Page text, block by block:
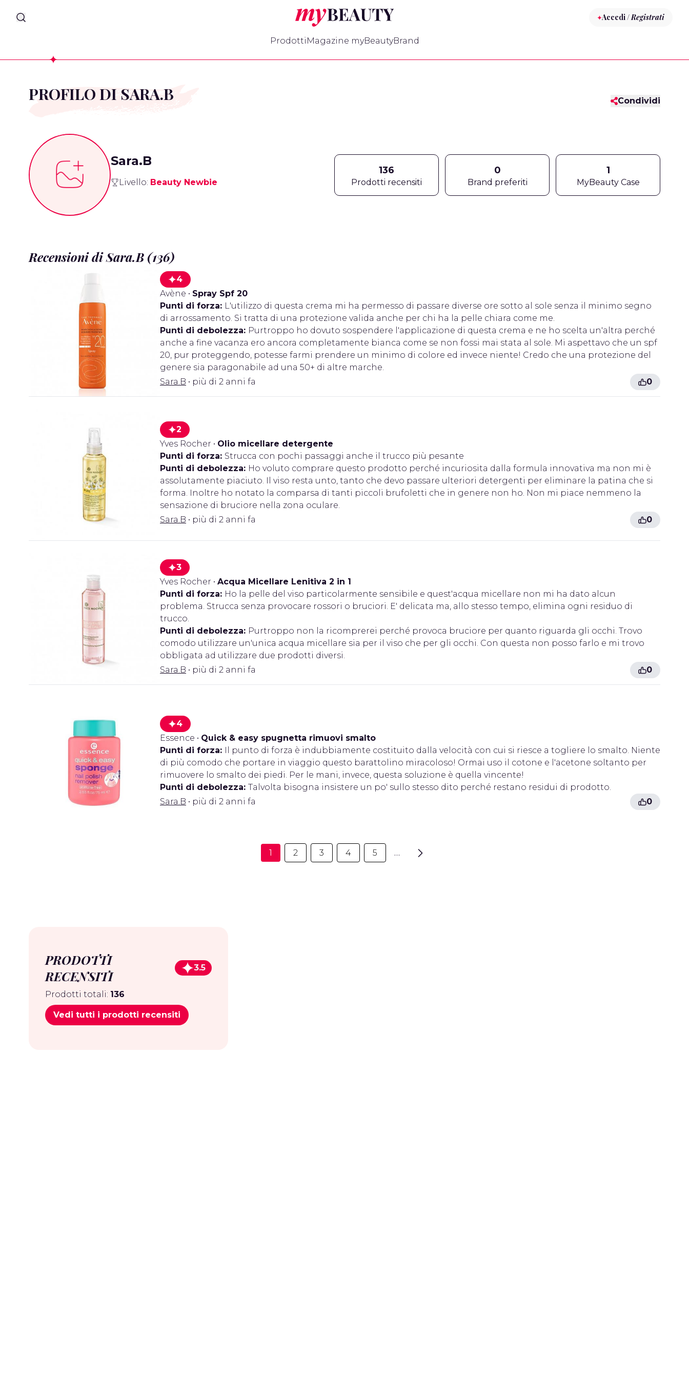
myBeauty Accedi /Registrati
Prodotti Magazine myBeautyBrand
PROFILO DI SARA.B Condividi
Sara.B
Livello: Beauty Newbie
136
Prodotti recensiti
0
Brand preferiti
1
MyBeauty Case
Recensioni di Sara.B (136)
4
Avène • Spray Spf 20
Punti di forza: L'utilizzo di questa crema mi ha permesso di passare diverse ore sotto al sole senza il minimo segno
di arrossamento. Si tratta di una protezione valida anche per chi ha la pelle chiara come me.
Punti di debolezza: Purtroppo ho dovuto sospendere l'applicazione di questa crema e ne ho scelta un'altra perché
anche a fine vacanza ero ancora completamente bianca come se non fossi mai stata al sole. Mi aspettavo che un spf
20, pur proteggendo, potesse farmi prendere un minimo di colore ed invece niente! Credo che una protezione del
genere sia paragonabile ad una 50+ di altre marche.
Sara.B • più di 2 anni fa 0
2
Yves Rocher • Olio micellare detergente
Punti di forza: Strucca con pochi passaggi anche il trucco più pesante
Punti di debolezza: Ho voluto comprare questo prodotto perché incuriosita dalla formula innovativa ma non mi è
assolutamente piaciuto. Il viso resta unto, tanto che devo passare ulteriori detergenti per eliminare la patina che si
forma. Inoltre ho notato la comparsa di tanti piccoli brufoletti che in genere non ho. Non mi piace nemmeno la
sensazione di bruciore nella zona oculare.
Sara.B • più di 2 anni fa 0
3
Yves Rocher • Acqua Micellare Lenitiva 2 in 1
Punti di forza: Ho la pelle del viso particolarmente sensibile e quest'acqua micellare non mi ha dato alcun
problema. Strucca senza provocare rossori o bruciori. E' delicata ma, allo stesso tempo, elimina ogni residuo di
trucco.
Punti di debolezza: Purtroppo non la ricomprerei perché provoca bruciore per quanto riguarda gli occhi. Trovo
comodo utilizzare un'unica acqua micellare sia per il viso che per gli occhi. Con questa non posso farlo e mi trovo
obbligata ad utilizzare due prodotti diversi.
Sara.B • più di 2 anni fa 0
4
Essence • Quick & easy spugnetta rimuovi smalto
Punti di forza: Il punto di forza è indubbiamente costituito dalla velocità con cui si riesce a togliere lo smalto. Niente
di più comodo che portare in viaggio questo barattolino miracoloso! Ormai uso il cotone e l'acetone soltanto per
rimuovere lo smalto dei piedi. Per le mani, invece, questa soluzione è quella vincente!
Punti di debolezza: Talvolta bisogna insistere un po' sullo stesso dito perché restano residui di prodotto.
Sara.B • più di 2 anni fa 0
1 2 3 4 5 …
PRODOTTI
RECENSITI
3.5
Prodotti totali: 136
Vedi tutti i prodotti recensiti